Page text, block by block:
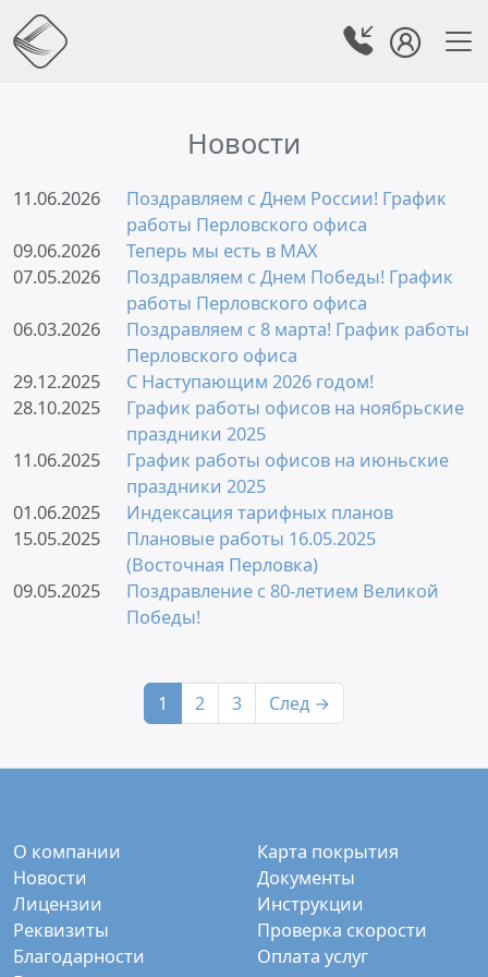
Новости
11.06.2026
Поздравляем с Днем России! График
работы Перловского офиса
09.06.2026
Теперь мы есть в MAX
07.05.2026
Поздравляем с Днем Победы! График
работы Перловского офиса
06.03.2026
Поздравляем с 8 марта! График работы
Перловского офиса
29.12.2025
С Наступающим 2026 годом!
28.10.2025
График работы офисов на ноябрьские
праздники 2025
11.06.2025
График работы офисов на июньские
праздники 2025
01.06.2025
Индексация тарифных планов
15.05.2025
Плановые работы 16.05.2025
(Восточная Перловка)
09.05.2025
Поздравление с 80-летием Великой
Победы!
1 2 3 След →
О компании
Новости
Лицензии
Реквизиты
Благодарности
Карта покрытия
Документы
Инструкции
Проверка скорости
Оплата услуг